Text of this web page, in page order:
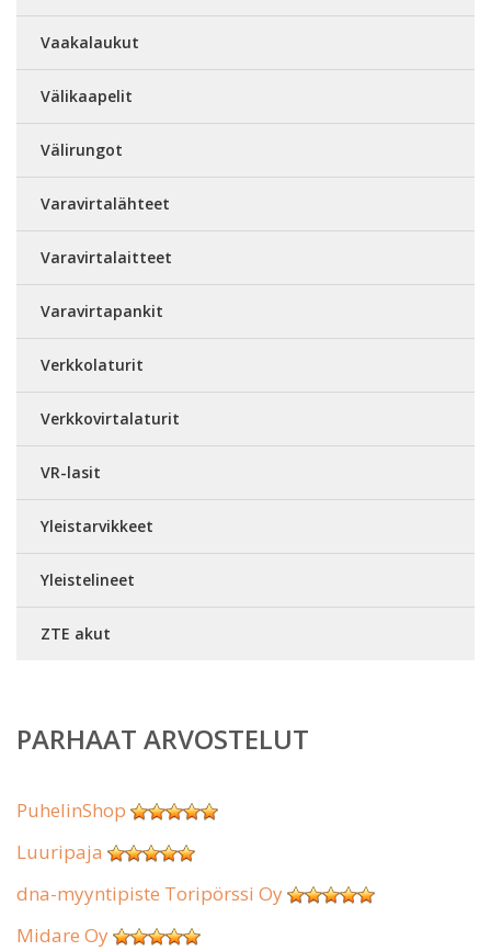
Vaakalaukut
Välikaapelit
Välirungot
Varavirtalähteet
Varavirtalaitteet
Varavirtapankit
Verkkolaturit
Verkkovirtalaturit
VR-lasit
Yleistarvikkeet
Yleistelineet
ZTE akut
PARHAAT ARVOSTELUT
PuhelinShop
Luuripaja
dna-myyntipiste Toripörssi Oy
Midare Oy